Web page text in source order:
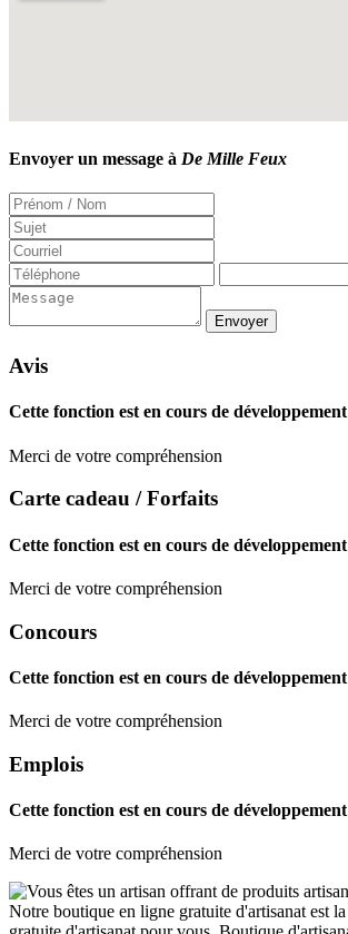
Envoyer un message à De Mille Feux
Avis
Cette fonction est en cours de développement
Merci de votre compréhension
Carte cadeau / Forfaits
Cette fonction est en cours de développement
Merci de votre compréhension
Concours
Cette fonction est en cours de développement
Merci de votre compréhension
Emplois
Cette fonction est en cours de développement
Merci de votre compréhension